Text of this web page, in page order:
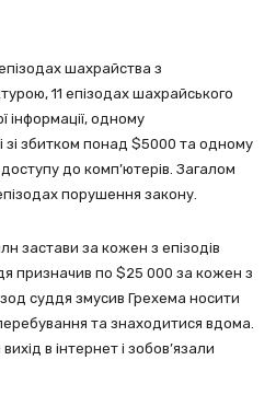
шахрайства з
11 епізодах шахрайського
інформації, одному
зі збитком понад $5000 та одному
до комп’ютерів. Загалом
порушення закону.
застави за кожен з епізодів
призначив по $25 000 за кожен з
суддя змусив Грехема носити
та знаходитися вдома.
в інтернет і зобов’язали